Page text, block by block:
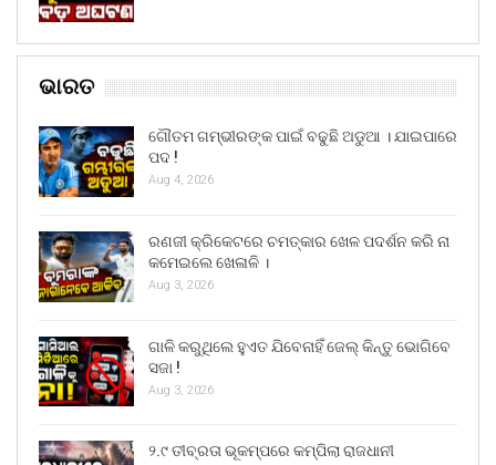
ଭାରତ
ଗୌତମ ଗମ୍ଭୀରଙ୍କ ପାଇଁ ବଢୁଛି ଅଡୁଆ । ଯାଇପାରେ
ପଦ !
Aug 4, 2026
ରଣଜୀ କ୍ରିକେଟରେ ଚମତ୍କାର ଖେଳ ପଦର୍ଶନ କରି ନା
କମେଇଲେ ଖେଳାଳି ।
Aug 3, 2026
ଗାଳି କରୁଥିଲେ ହୁଏତ ଯିବେନାହିଁ ଜେଲ୍ କିନ୍ତୁ ଭୋଗିବେ
ସଜା !
Aug 3, 2026
୨.୯ ତୀବ୍ରତା ଭୂକମ୍ପରେ କମ୍ପିଲା ରାଜଧାନୀ